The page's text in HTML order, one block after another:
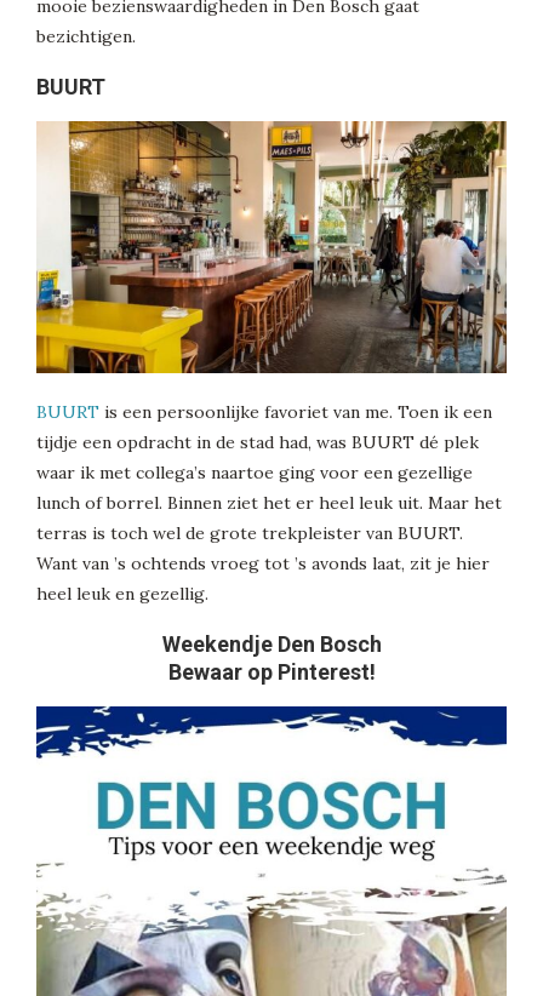
mooie bezienswaardigheden in Den Bosch gaat
bezichtigen.
BUURT
BUURT is een persoonlijke favoriet van me. Toen ik een
tijdje een opdracht in de stad had, was BUURT dé plek
waar ik met collega’s naartoe ging voor een gezellige
lunch of borrel. Binnen ziet het er heel leuk uit. Maar het
terras is toch wel de grote trekpleister van BUURT.
Want van ’s ochtends vroeg tot ’s avonds laat, zit je hier
heel leuk en gezellig.
Weekendje Den Bosch
Bewaar op Pinterest!